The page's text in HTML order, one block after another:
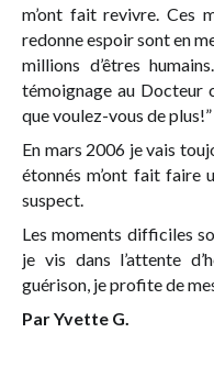
m’ont fait revivre. Ces
redonne espoir sont en
millions d’êtres
témoignage au Docteur
que voulez-vous de plus!”
En mars 2006 je vais
étonnés m’ont fait faire
suspect.
Les moments difficiles
je vis dans l’attente
guérison, je profite de
Par Yvette G.